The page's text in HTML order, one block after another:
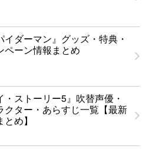
イダーマン』グッズ・特典・
ペーン情報まとめ
・ストーリー5』吹替声優・
クター・あらすじ一覧【最新
め】